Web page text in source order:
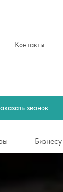
Контакты
звонок
Бизнесу